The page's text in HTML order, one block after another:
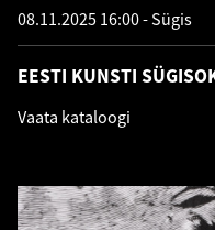
EESTI KUNSTI
08.11.2025 16:00 Sügis
Vaata kataloogi